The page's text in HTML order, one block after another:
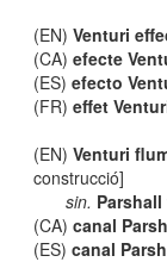
(EN)Venturi
(CA)efecte
(ES)efecto
(FR)effet
(EN)Venturi
construcció]
sin.
(CA)canal
(ES)canal